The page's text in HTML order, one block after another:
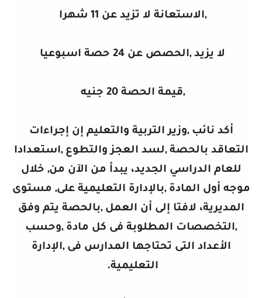
,الاستعانة لا تزيد عن 11 شهرا
لا يزيد ,الحصص عن 24 حصة اسبوعيا
,قيمة الحصة 20 جنيه
أكد نائب ,وزير التربية والتعليم إن إجراءات
التعاقد بالحصة ,لسد العجز والتطوع ,استعدادا
للعام الدراسي الجديد، يبدأ من الآن من, خلال
موجه أول المادة ,بالإدارة التعليمية على, مستوى
المديرية، لافتا إلى أن العمل ,بالحصة يتم وفق
,التخصصات المطلوبة فى كل مادة ,وحسب
الأعداد التى تحتاجها المدارس فى ,الإدارة
التعليمية.